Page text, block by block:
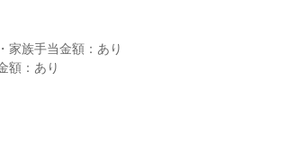
家族手当金額：あり
額：あり